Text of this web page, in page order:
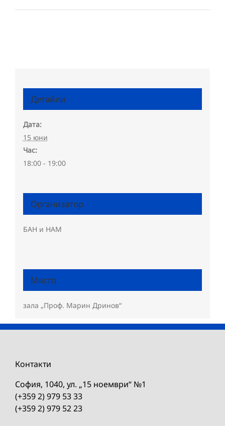
Детайли
Дата:
15 юни
Час:
18:00 - 19:00
Организатор
БАН и НАМ
Място
зала „Проф. Марин Дринов“
Контакти
София, 1040, ул. „15 ноември“ №1
(+359 2) 979 53 33
(+359 2) 979 52 23